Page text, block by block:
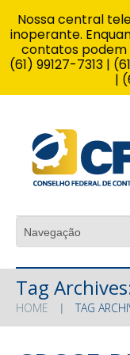
Tag
HOME TAG
Nossa central
inoperante.
contatos podem
(61) 99127-7313 |
|